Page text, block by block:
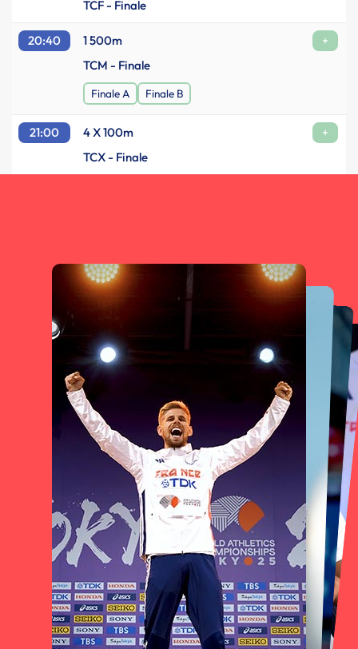
TCF - Finale
20:40 1 500m
+
TCM - Finale
Finale A Finale B
21:00 4 X 100m
+
TCX - Finale